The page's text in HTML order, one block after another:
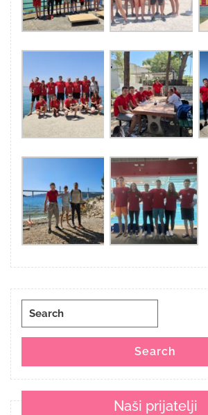
Search
Search
Naši prijatelji